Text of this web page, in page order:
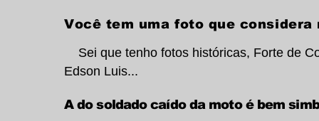
Você tem uma foto que considera
Sei que tenho fotos históricas, Forte de
Edson Luis...
A do soldado caído da moto é bem